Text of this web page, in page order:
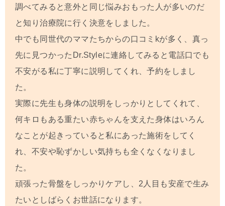
調べてみると意外と同じ悩みおもった人が多いのだ
と知り治療院に行く決意をしました。
中でも同世代のママたちからの口コミkが多く、真っ
先に見つかったDr.Styleに連絡してみると電話口でも
不安がる私に丁寧に説明してくれ、予約をしまし
た。
実際に先生も身体の説明をしっかりとしてくれて、
何キロもある重たい赤ちゃんを支えた身体はいろん
なことが起きっていると私にあった施術をしてく
れ、不安や恥ずかしい気持ちも全くなくなりまし
た。
頑張った骨盤をしっかりケアし、2人目も安産で生み
たいとしばらくお世話になります。